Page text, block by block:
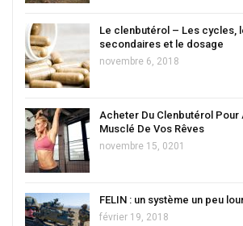
Le clenbutérol – Les cycles,
secondaires et le dosage
novembre 6, 2018
Acheter Du Clenbutérol
Musclé De Vos Rêves
novembre 15, 0201
FELIN : un système un peu
février 19, 2018